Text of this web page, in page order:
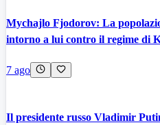
Mychajlo Fjodorov: La
intorno a lui contro il regime di
7 ago
Il presidente russo Vladimir